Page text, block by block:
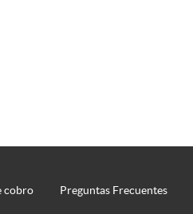
cobro Preguntas Frecuentes